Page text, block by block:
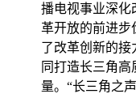
播电视事业深化
革开放的前进步
了改革创新的接
同打造长三角
量。“长三角之